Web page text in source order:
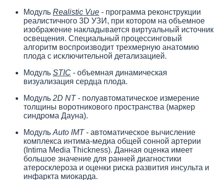
Модуль Realistic Vue - программа реконструкции
реалистичного 3D УЗИ, при котором на объемное
изображение накладывается виртуальный источник
освещения. Специальный процессинговый
алгоритм воспроизводит трехмерную анатомию
плода с исключительной детализацией.
Модуль STIC - объемная динамическая
визуализация сердца плода.
Модуль 2D NT- полуавтоматическое измерение
толщины воротникового пространства (маркер
синдрома Дауна).
Модуль Auto IMT- автоматическое вычисление
комплекса интима-медиа общей сонной артерии
(Intima Media Thickness). Данная оценка имеет
большое значение для ранней диагностики
атеросклероза и оценки риска развития инсульта и
инфаркта миокарда.